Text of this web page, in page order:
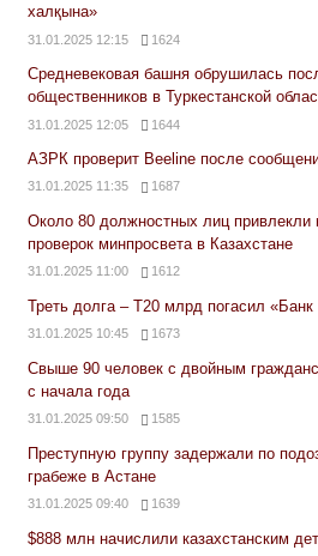
халқына»
31.01.2025 12:15 1624
Средневековая башня обрушилась
общественников в Туркестанской
31.01.2025 12:05 1644
АЗРК проверит Beeline после
31.01.2025 11:35 1687
Около 80 должностных лиц привлекли
проверок минпросвета в Казахстане
31.01.2025 11:00 1612
Треть долга – Т20 млрд погасил
31.01.2025 10:45 1673
Свыше 90 человек с двойным
с начала года
31.01.2025 09:50 1585
Преступную группу задержали по
грабеже в Астане
31.01.2025 09:40 1639
$888 млн начислили казахстанским